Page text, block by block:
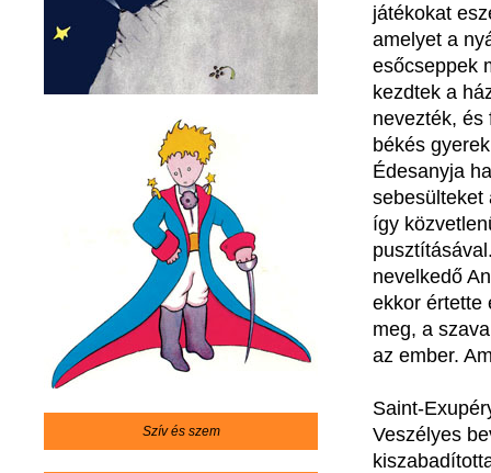
Szív és szem
játékokat
amelyet a
esőcseppek
kezdtek a
nevezték, és
békés
Édesanyja
sebesülteket
így
nevelkedő
ekkor értette
meg, a
az ember.
Saint-
Veszélyes